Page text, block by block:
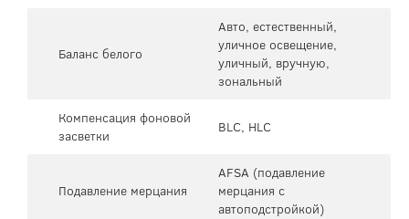
Баланс белого
Авто, естественный,
уличное освещение,
уличный, вручную,
зональный
Компенсация фоновой
засветки
BLC, HLC
Подавление мерцания
AFSA (подавление
мерцания с
автоподстройкой)